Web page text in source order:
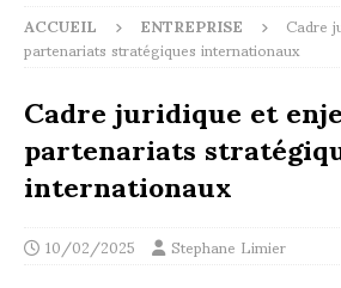
ACCUEIL ENTREPRISE Cadre
partenariats stratégiques internationaux
Cadre juridique et
partenariats
internationaux
10/02/2025 Stephane Limier